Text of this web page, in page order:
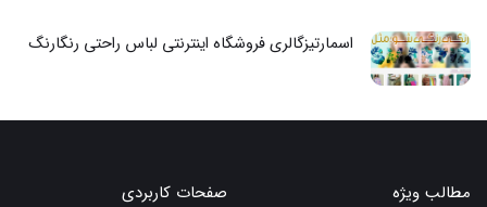
اسمارتیزگالری فروشگاه اینترنتی لباس راحتی رنگارنگ
مطالب ویژه صفحات کاربردی